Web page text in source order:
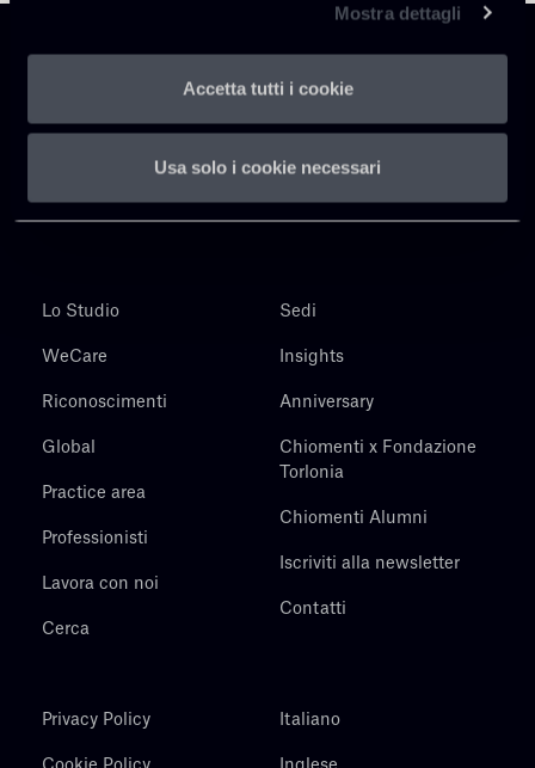
Mostra dettagli
Accetta tutti i cookie
Usa solo i cookie necessari
Lo Studio
WeCare
Riconoscimenti
Global
Practice area
Professionisti
Lavora con noi
Cerca
Sedi
Insights
Anniversary
Chiomenti x Fondazione
Torlonia
Chiomenti Alumni
Iscriviti alla newsletter
Contatti
Privacy Policy Italiano